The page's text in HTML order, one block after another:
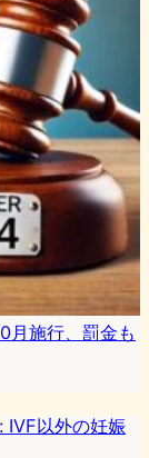
月施行、罰金も
IVF以外の妊娠